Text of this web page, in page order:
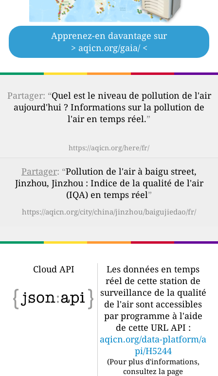
Apprenez-en davantage sur
> aqicn.org/gaia/ <
Partager: “Quel est le niveau de pollution de l'air
aujourd'hui ? Informations sur la pollution de
l'air en temps réel.”
https://aqicn.org/here/fr/
Partager: “Pollution de l'air à baigu street,
Jinzhou, Jinzhou : Indice de la qualité de l'air
(IQA) en temps réel”
https://aqicn.org/city/china/jinzhou/baigujiedao/fr/
Cloud API
Les données en temps
réel de cette station de
surveillance de la qualité
de l'air sont accessibles
par programme à l'aide
de cette URL API :
aqicn.org/data-platform/a
pi/H5244
(Pour plus d'informations,
consultez la page